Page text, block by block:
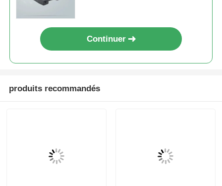
Continuer
produits recommandés